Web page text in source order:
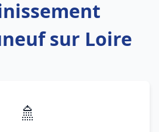
sur Loire
🚿